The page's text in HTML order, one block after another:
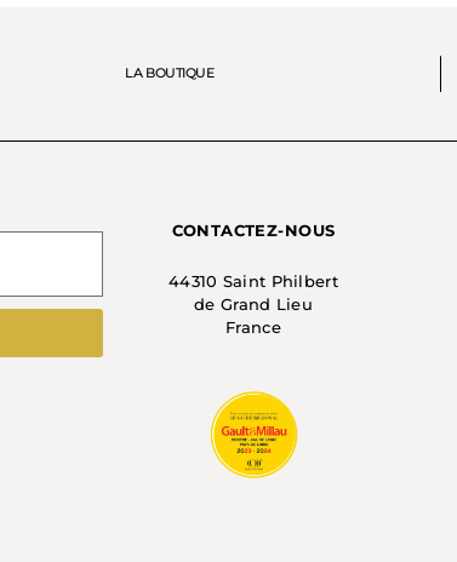
LA BOUTIQUE
CONTACTEZ-NOUS
44310 Saint Philbert
de Grand Lieu
France